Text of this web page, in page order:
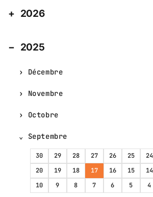
2026
2025
Décembre
Novembre
Octobre
Septembre
30 29 28 27 26 25 24
20
19 18 17 16 15 14
10
9 8 7 6 5 4